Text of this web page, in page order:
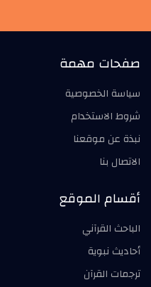
صفحات مهمة
سياسة الخصوصية
شروط الاستخدام
نبذة عن موقعنا
الاتصال بنا
أقسام الموقع
الباحث القرآني
أحاديث نبوية
ترجمات القرآن